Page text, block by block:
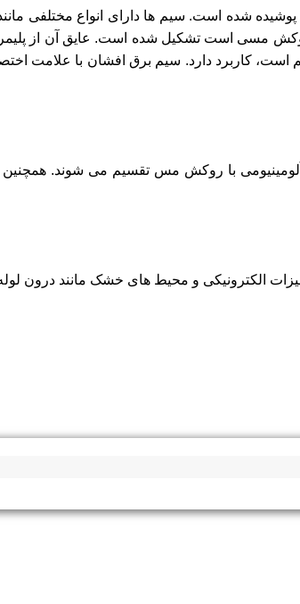
شده است. سیم ها دارای انواع مختلفی
مسی است تشکیل شده است. عایق آن از
الکترونیکی و محیط های خشک مانند درون